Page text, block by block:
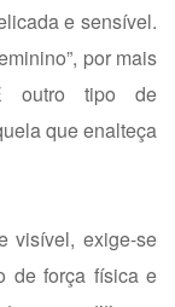
e sensível.
por mais
outro tipo de
que enalteça
visível, exige-se
de força física e